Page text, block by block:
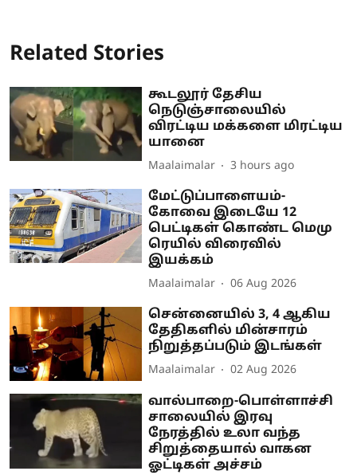
Related Stories
கூடலூர் தேசிய
நெடுஞ்சாலையில்
விரட்டிய மக்களை மிரட்டிய
யானை
Maalaimalar 3 hours ago
மேட்டுப்பாளையம்-
கோவை இடையே 12
பெட்டிகள் கொண்ட மெமு
ரெயில் விரைவில்
இயக்கம்
Maalaimalar 06 Aug 2026
சென்னையில் 3, 4 ஆகிய
தேதிகளில் மின்சாரம்
நிறுத்தப்படும் இடங்கள்
Maalaimalar 02 Aug 2026
வால்பாறை-பொள்ளாச்சி
சாலையில் இரவு
நேரத்தில் உலா வந்த
சிறுத்தையால் வாகன
ஓட்டிகள் அச்சம்